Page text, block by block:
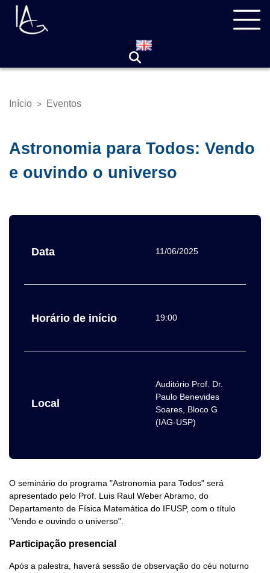
Pular
para
Trilha
Início > Eventos
Astronomia para Todos: Vendo
e ouvindo o universo
Data 11/06/2025
Horário de início 19:00
Local
Auditório Prof. Dr.
Paulo Benevides
Soares, Bloco G
(IAG-USP)
O seminário do programa "Astronomia para Todos" será
apresentado pelo Prof. Luis Raul Weber Abramo, do
Departamento de Física Matemática do IFUSP, com o título
"Vendo e ouvindo o universo".
Participação presencial
Após a palestra, haverá sessão de observação do céu noturno